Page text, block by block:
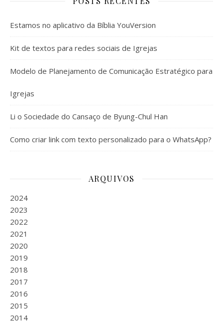
Estamos no aplicativo da Bíblia YouVersion
Kit de textos para redes sociais de Igrejas
Modelo de Planejamento de Comunicação Estratégico para
Igrejas
Li o Sociedade do Cansaço de Byung-Chul Han
Como criar link com texto personalizado para o WhatsApp?
ARQUIVOS
2024
2023
2022
2021
2020
2019
2018
2017
2016
2015
2014